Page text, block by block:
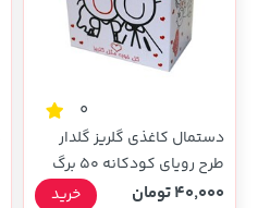
0
دستمال کاغذی گلریز گلدار
طرح رویای کودکانه 50 برگ
دولا
40,000 تومان خرید